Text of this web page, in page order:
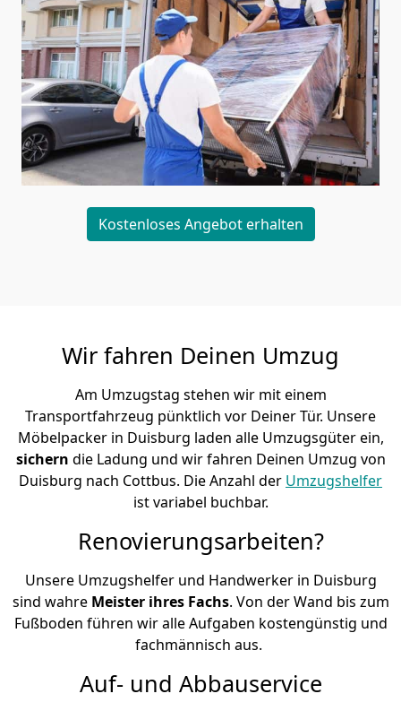
Kostenloses Angebot erhalten
Wir fahren Deinen Umzug
Am Umzugstag stehen wir mit einem
Transportfahrzeug pünktlich vor Deiner Tür. Unsere
Möbelpacker in Duisburg laden alle Umzugsgüter ein,
sichern die Ladung und wir fahren Deinen Umzug von
Duisburg nach Cottbus. Die Anzahl der Umzugshelfer
ist variabel buchbar.
Renovierungsarbeiten?
Unsere Umzugshelfer und Handwerker in Duisburg
sind wahre Meister ihres Fachs. Von der Wand bis zum
Fußboden führen wir alle Aufgaben kostengünstig und
fachmännisch aus.
Auf- und Abbauservice